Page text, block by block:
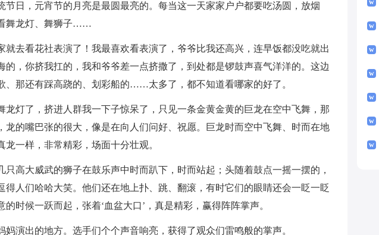
节日，元宵节的月亮是最圆最亮的。每当这一天家家户户都要吃汤圆，放烟
舞龙灯、舞狮子……
就去看花社表演了！我最喜欢看表演了，爷爷比我还高兴，连早饭都没吃就出
的，你挤我扛的，我和爷爷差一点挤撒了，到处都是锣鼓声喜气洋洋的。这边
、那还有踩高跷的、划彩船的……太多了，都不知道看哪家的好了。
龙灯了，挤进人群我一下子惊呆了，只见一条金黄金黄的巨龙在空中飞舞，那
龙的嘴巴张的很大，像是在向人们问好、祝愿。巨龙时而空中飞舞、时而在地
一样，非常精彩，场面十分壮观。
只高大威武的狮子在鼓乐声中时而趴下，时而站起；头随着鼓点一摇一摆的，
得人们哈哈大笑。他们还在地上扑、跳、翻滚，有时它们的眼睛还会一眨一眨
时候一跃而起，张着‘血盆大口’，真是精彩，赢得阵阵掌声。
妈演出的地方。选手们个个声音响亮，获得了观众们雷鸣般的掌声。